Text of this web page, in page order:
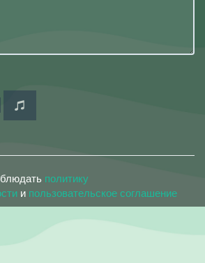
политику
и пользовательское соглашение